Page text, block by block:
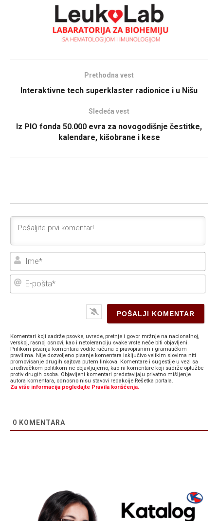
Prethodna vest
Interaktivne tech superklaster radionice i u Nišu
Sledeća vest
Iz PIO fonda 50.000 evra za novogodišnje čestitke,
kalendare, kišobrane i kese
E-
Komentari koji sadrže psovke, uvrede, pretnje i govor mržnje na nacionalnoj,
verskoj, rasnoj osnovi, kao i netoleranciju svake vrste neće biti objavljeni.
Prilikom pisanja komentara vodite računa o pravopisnim i gramatičkim
pravilima. Nije dozvoljeno pisanje komentara isključivo velikim slovima niti
promovisanje drugih sajtova putem linkova. Komentare i sugestije u vezi sa
uređivačkom politikom ne objavljujemo, kao ni komentare koji sadrže optužbe
protiv drugih osoba. Objavljeni komentari predstavljaju privatno mišljenje
autora komentara, odnosno nisu stavovi redakcije Rešetka portala.
Za više informacija pogledajte Pravila korišćenja.
0 KOMENTARA